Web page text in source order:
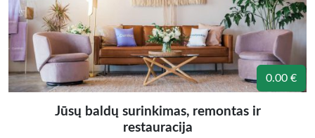
0.00 €
Jūsų baldų surinkimas, remontas ir
restauracija